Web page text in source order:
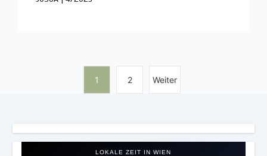
1 2 Weiter
LOKALE ZEIT IN WIEN